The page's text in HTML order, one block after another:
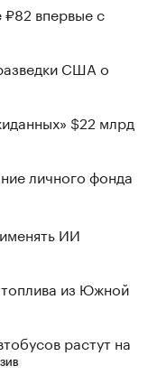
впервые с
США о
$22 млрд
личного фонда
ИИ
из Южной
растут на